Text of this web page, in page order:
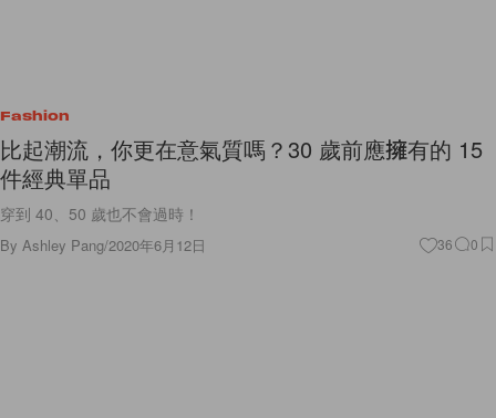
Fashion
比起潮流，你更在意氣質嗎？30 歲前應擁有的 15
件經典單品
穿到 40、50 歲也不會過時！
By Ashley Pang/2020年6月12日 36 0